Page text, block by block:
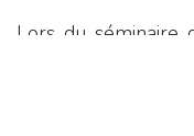
Lors du séminaire